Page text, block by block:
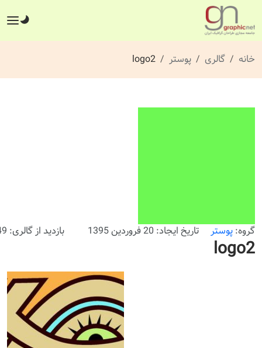
خانه گالری پوستر logo2
گروه:پوستر تاریخ ایجاد: 20 فروردین 1395 بازدید از گالری: 249 بار
logo2